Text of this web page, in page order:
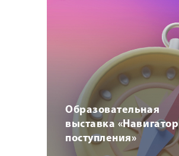
Образовательная
выставка «Навигатор
поступления»